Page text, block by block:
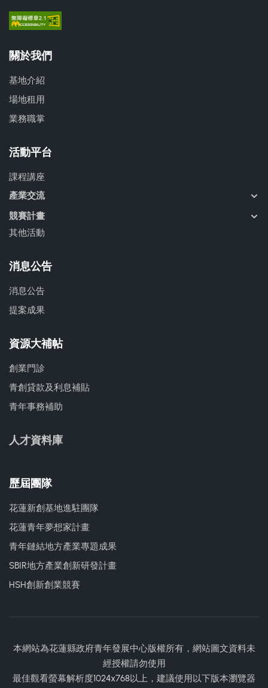
關於我們
基地介紹
場地租用
業務職掌
活動平台
課程講座
產業交流
競賽計畫
其他活動
消息公告
消息公告
提案成果
資源大補帖
創業門診
青創貸款及利息補貼
青年事務補助
人才資料庫
歷屆團隊
花蓮新創基地進駐團隊
花蓮青年夢想家計畫
青年鏈結地方產業專題成果
SBIR地方產業創新研發計畫
HSH創新創業競賽
本網站為花蓮縣政府青年發展中心版權所有，網站圖文資料未
經授權請勿使用
最佳觀看螢幕解析度1024x768以上，建議使用以下版本瀏覽器